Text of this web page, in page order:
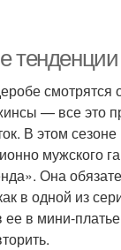
— все это
В этом
мужского
Она
в одной из
ее в мини-